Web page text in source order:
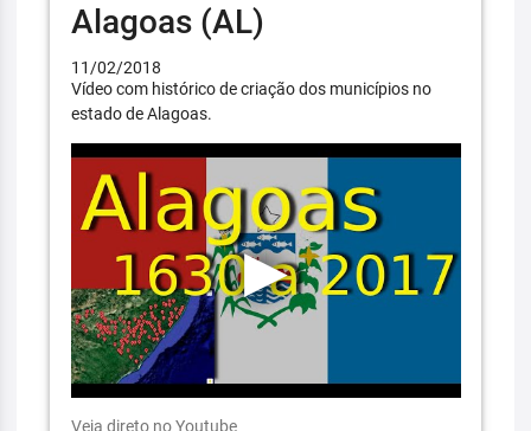
Alagoas (AL)
11/02/2018
Vídeo com histórico de criação dos municípios no
estado de Alagoas.
Veja direto no Youtube